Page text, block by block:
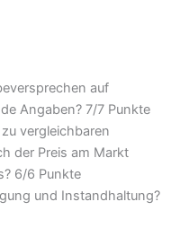
auf
Angaben? 7/7 Punkte
vergleichbaren
der Preis am Markt
6/6 Punkte
und Instandhaltung?